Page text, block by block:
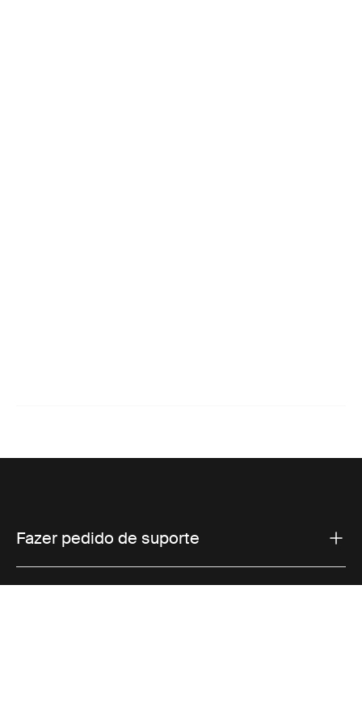
Fazer pedido de suporte